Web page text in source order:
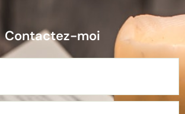
Contactez-moi